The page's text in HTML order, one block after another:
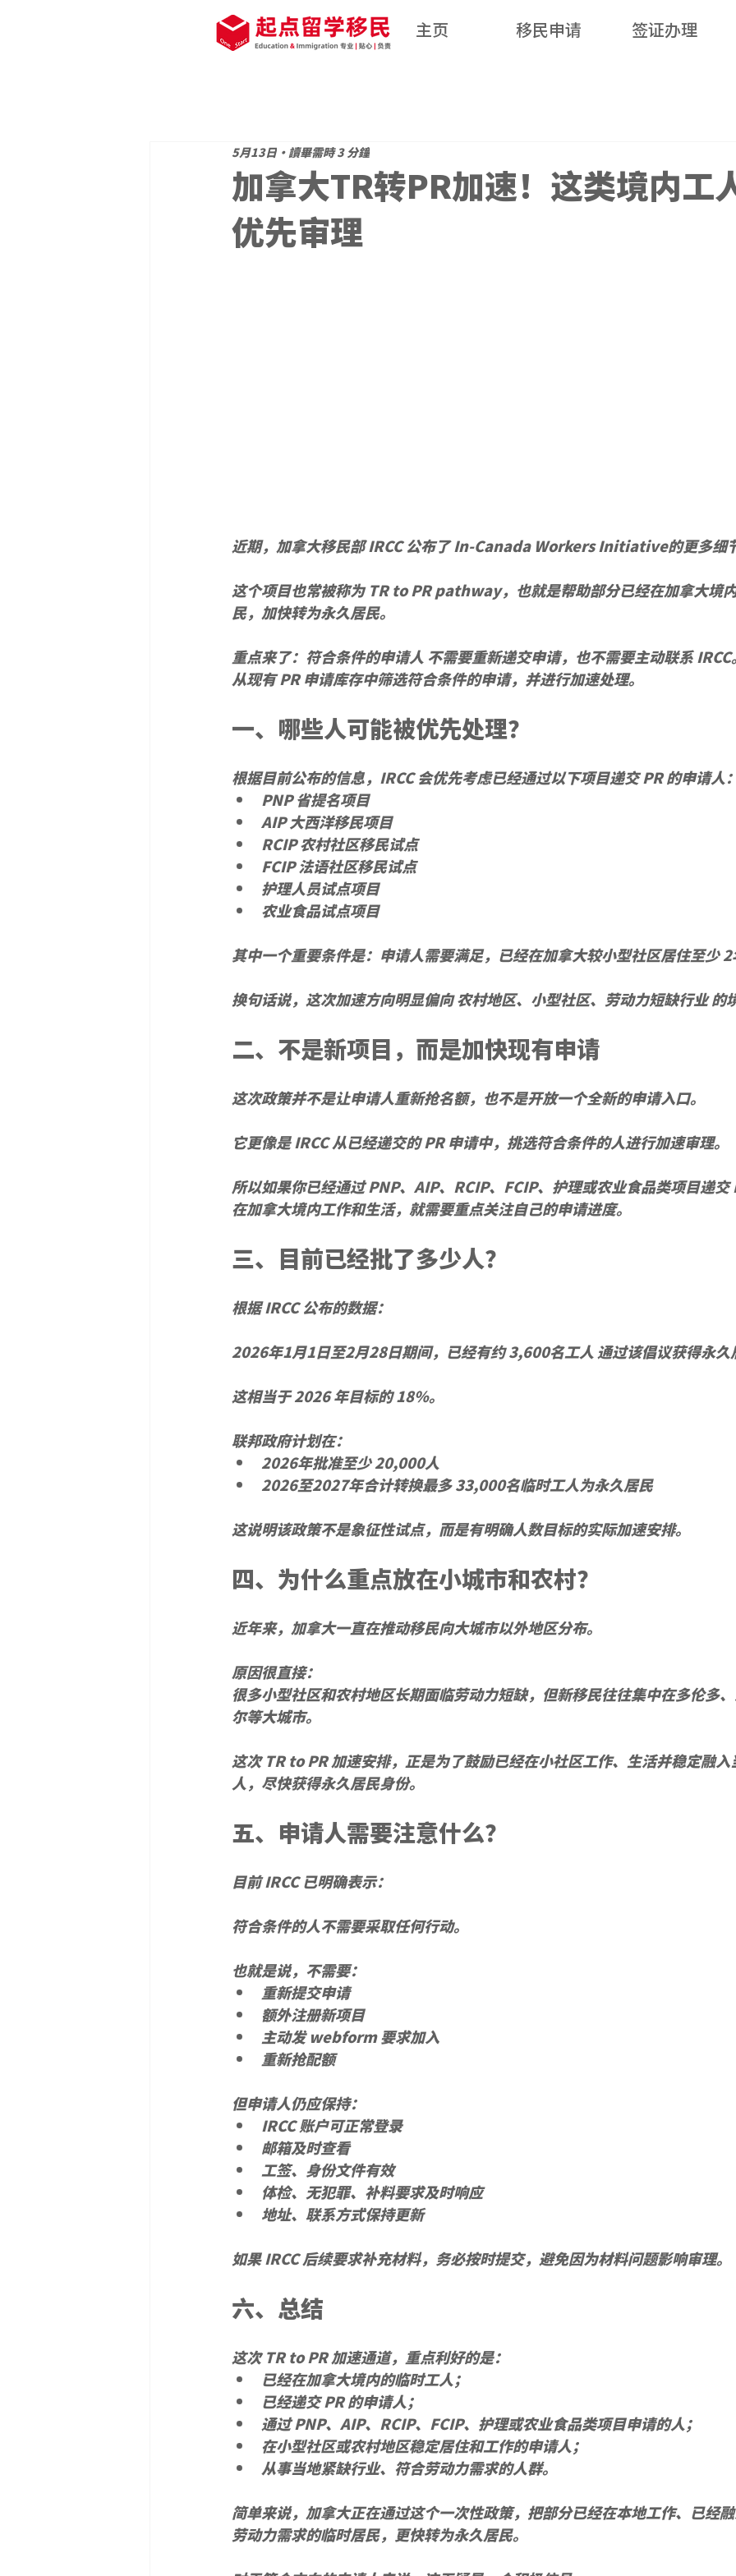
主页 移民申请 签证办理
加拿大TR转PR加速！这类境内工
优先审理
5月13日 讀畢需時 3 分鐘
近期，加拿大移民部 IRCC 公布了 In-Canada Workers Initiative的更多细
这个项目也常被称为 TR to PR pathway，也就是帮助部分已经在加拿大境
民，加快转为永久居民。
重点来了：符合条件的申请人 不需要重新递交申请，也不需要主动联系 IRCC
从现有 PR 申请库存中筛选符合条件的申请，并进行加速处理。
一、哪些人可能被优先处理？
根据目前公布的信息，IRCC 会优先考虑已经通过以下项目递交 PR 的申请人：
PNP 省提名项目
AIP 大西洋移民项目
RCIP 农村社区移民试点
FCIP 法语社区移民试点
护理人员试点项目
农业食品试点项目
其中一个重要条件是：申请人需要满足，已经在加拿大较小型社区居住至少 2
换句话说，这次加速方向明显偏向 农村地区、小型社区、劳动力短缺行业 的
二、不是新项目，而是加快现有申请
这次政策并不是让申请人重新抢名额，也不是开放一个全新的申请入口。
它更像是 IRCC 从已经递交的 PR 申请中，挑选符合条件的人进行加速审理。
所以如果你已经通过 PNP、AIP、RCIP、FCIP、护理或农业食品类项目递交
在加拿大境内工作和生活，就需要重点关注自己的申请进度。
三、目前已经批了多少人？
根据 IRCC 公布的数据：
2026年1月1日至2月28日期间，已经有约 3,600名工人 通过该倡议获得永久
这相当于 2026 年目标的 18%。
联邦政府计划在：
2026年批准至少 20,000人
2026至2027年合计转换最多 33,000名临时工人为永久居民
这说明该政策不是象征性试点，而是有明确人数目标的实际加速安排。
四、为什么重点放在小城市和农村？
近年来，加拿大一直在推动移民向大城市以外地区分布。
原因很直接：
很多小型社区和农村地区长期面临劳动力短缺，但新移民往往集中在多伦多
尔等大城市。
这次 TR to PR 加速安排，正是为了鼓励已经在小社区工作、生活并稳定融入
人，尽快获得永久居民身份。
五、申请人需要注意什么？
目前 IRCC 已明确表示：
符合条件的人不需要采取任何行动。
也就是说，不需要：
重新提交申请
额外注册新项目
主动发 webform 要求加入
重新抢配额
但申请人仍应保持：
IRCC 账户可正常登录
邮箱及时查看
工签、身份文件有效
体检、无犯罪、补料要求及时响应
地址、联系方式保持更新
如果 IRCC 后续要求补充材料，务必按时提交，避免因为材料问题影响审理。
六、总结
这次 TR to PR 加速通道，重点利好的是：
已经在加拿大境内的临时工人；
已经递交 PR 的申请人；
通过 PNP、AIP、RCIP、FCIP、护理或农业食品类项目申请的人；
在小型社区或农村地区稳定居住和工作的申请人；
从事当地紧缺行业、符合劳动力需求的人群。
简单来说，加拿大正在通过这个一次性政策，把部分已经在本地工作、已经
劳动力需求的临时居民，更快转为永久居民。